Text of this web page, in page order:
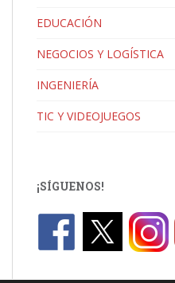
EDUCACIÓN
NEGOCIOS Y LOGÍSTICA
INGENIERÍA
TIC Y VIDEOJUEGOS
¡SÍGUENOS!